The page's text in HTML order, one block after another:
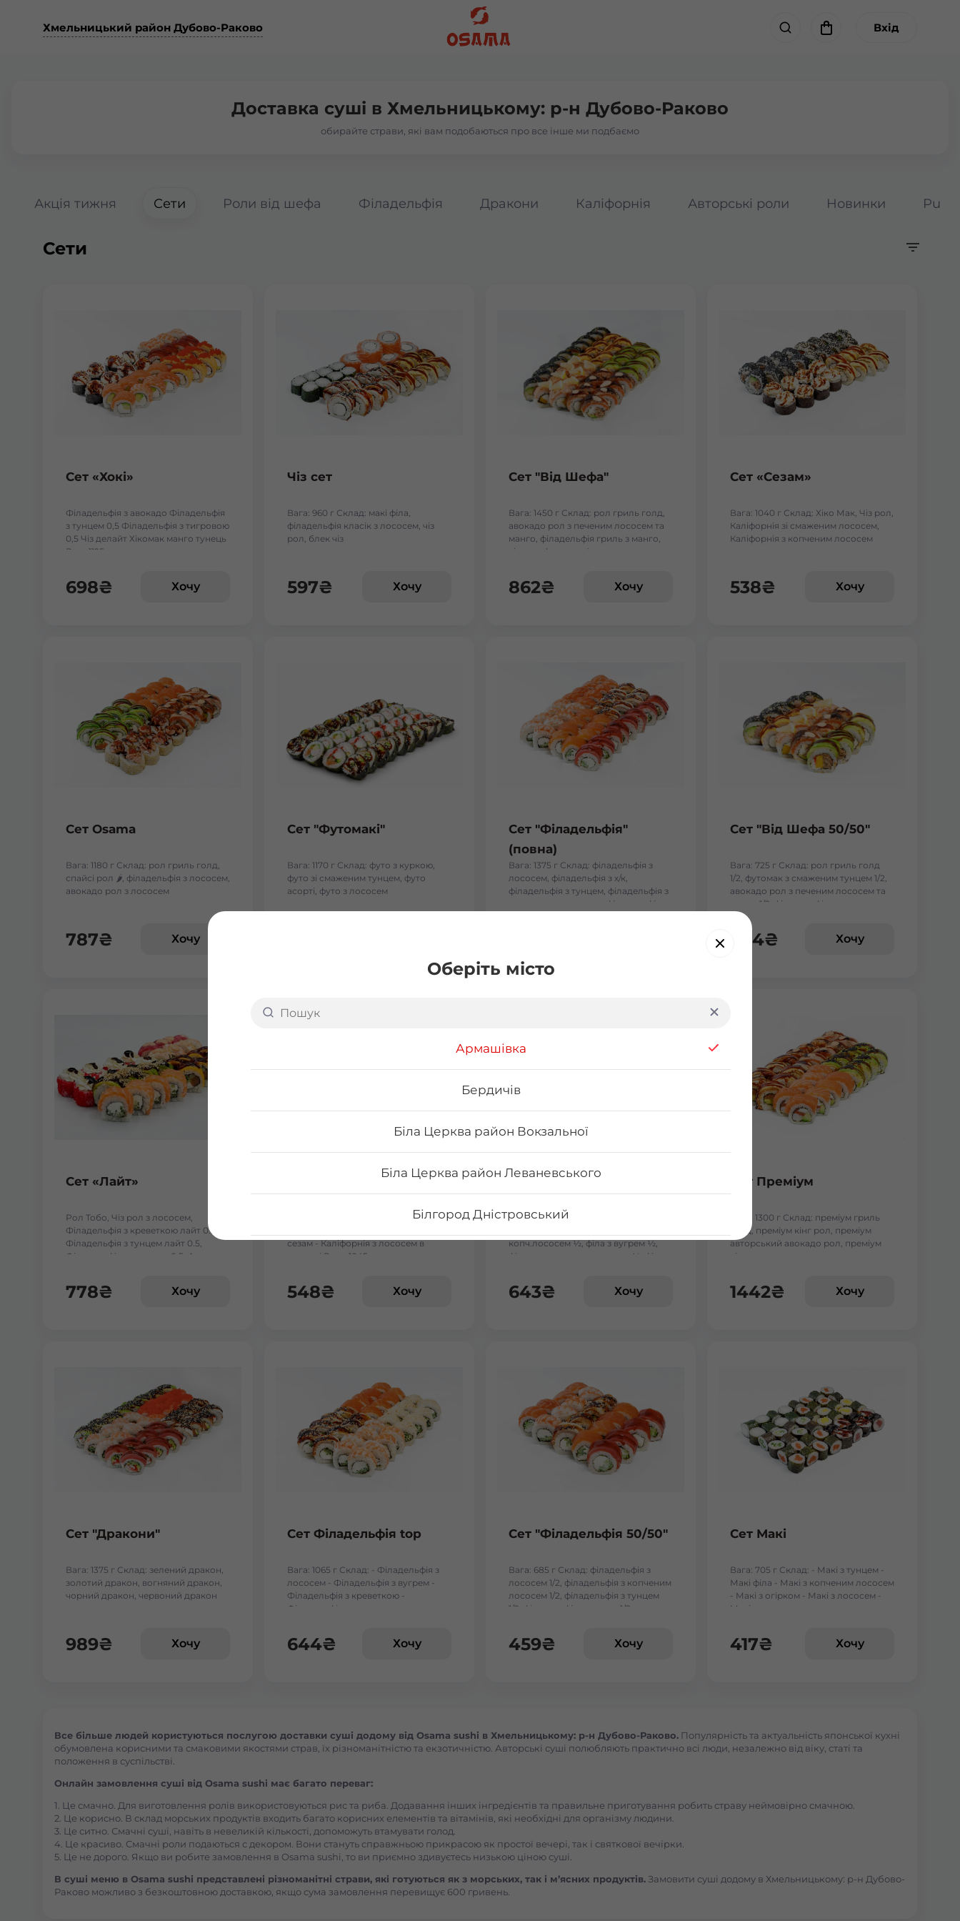
Оберіть місто
Армашівка
Бердичів
Біла Церква район Вокзальної
Біла Церква район Леваневського
Білгород Дністровський
Бориспіль Головатого
Бориспіль Робітнича
Бровари Бульвар Незалежності Масив
Бровари Торгмаш Москаленка
Васильків Ринок 1Травня
Вінницькі Хутори Чехова
Вінниця Замостянський Янгеля
Вінниця Корея Лесі Українки
Хмельницький район Дубово-Раково Вхід
Доставка суші в Хмельницькому: р-н Дубово-Раково
обирайте страви, які вам подобаються про все інше ми подбаємо
Акція тижня Сети Роли від шефа Філадельфія Дракони Каліфорнія Авторські роли Новинки
Сети
Сет «Хокі»
Філадельфія з авокадо Філадельфія
з тунцем 0,5 Філадельфія з тигровою
0,5 Чіз делайт Хікомак манго тунець
Вага:1125 г.
698₴ Хочу
Чіз сет
Вага: 960 г Склад: макі філа,
філадельфія класік з лососем, чіз
рол, блек чіз
597₴ Хочу
Сет "Від Шефа"
Вага: 1450 г Склад: рол гриль голд,
авокадо рол з печеним лососем та
манго, філадельфія гриль з манго,
чіз рол, футумак зі смаженим тунцем
862₴ Хочу
Сет «Сезам»
Вага: 1040 г Склад: Хіко Мак, Чіз рол,
Каліфорнія зі смаженим лососем,
Каліфорнія з копченим лососем
538₴ Хочу
Сет Osama
Вага: 1180 г Склад: рол гриль голд,
спайсі рол 🌶️, філадельфія з лососем,
авокадо рол з лососем
787₴ Хочу
Сет "Футомакі"
Вага: 1170 г Склад: футо з куркою,
футо зі смаженим тунцем, футо
асорті, футо з лососем
Сет "Філадельфія"
(повна)
Вага: 1375 г Склад: філадельфія з
лососем, філадельфія з х/к,
філадельфія з тунцем, філадельфія з
тигровою креветкою, філадельфія з
Сет "Від Шефа 50/50"
Вага: 725 г Склад: рол гриль голд
1/2, футомак з смаженим тунцем 1/2,
авокадо рол з печеним лососем та
манго 1/2, філадельфія гриль з манго
1/2, чіз рол 1/2
454₴ Хочу
Сет «Лайт»
Рол Тобо, Чіз рол з лососем,
Філадельфія з креветкою лайт 0.5,
Філадельфія з тунцем лайт 0.5,
Філадельфія з лососем 0.5, Авокадо
778₴ Хочу
сезам - Каліфорнія з лососем в
кунжуті Вага: 1045 г
548₴ Хочу
Сет Токіо
Вага: 1090 г Склад: філа з лососесм
копч.лососем ½, філа з вугрем ½,
філа з тигровою креветкою ½, філа
643₴ Хочу
Сет Преміум
Вага: 1300 г Склад: преміум гриль
голд, преміум кінг рол, преміум
авторський авокадо рол, преміум
кіото рол.
1442₴ Хочу
Сет "Дракони"
Вага: 1375 г Склад: зелений дракон,
золотий дракон, вогняний дракон,
чорний дракон, червоний дракон
989₴ Хочу
Сет Філадельфія top
Вага: 1065 г Склад: - Філадельфія з
лососем - Філадельфія з вугрем -
Філадельфія з креветкою -
Філадельфія сезам
644₴ Хочу
Сет "Філадельфія 50/50"
Вага: 685 г Склад: філадельфія з
лососем 1/2, філадельфія з копченим
лососем 1/2, філадельфія з тунцем
1/2, філадельфія з вугрем 1/2,
459₴ Хочу
Сет Макі
Вага: 705 г Склад: - Макі з тунцем -
Макі філа - Макі з копченим лососем
- Макі з огірком - Макі з лососем -
Макі з манго
417₴ Хочу
Все більше людей користуються послугою доставки суші додому від Osama sushi в Хмельницькому: р-н Дубово-Раково. Популярність та актуальність японської кухні
обумовлена корисними та смаковими якостями страв, їх різноманітністю та екзотичністю. Авторські суші полюбляють практично всі люди, незалежно від віку, статі та
положення в суспільстві.
Онлайн замовлення суші від Osama sushi має багато переваг:
1. Це смачно. Для виготовлення ролів використовуються рис та риба. Додавання інших інгредієнтів та правильне приготування робить страву неймовірно смачною.
2. Це корисно. В склад морських продуктів входить багато корисних елементів та вітамінів, які необхідні для організму людини.
3. Це ситно. Смачні суші, навіть в невеликій кількості, допоможуть втамувати голод.
4. Це красиво. Смачні роли подаються с декором. Вони стануть справжньою прикрасою як простої вечері, так і святкової вечірки.
5. Це не дорого. Якщо ви робите замовлення в Osama sushi, то ви приємно здивуєтесь низькою ціною суші.
В суші меню в Osama sushi представлені різноманітні страви, які готуються як з морських, так і м’ясних продуктів. Замовити суші додому в Хмельницькому: р-н Дубово-
Раково можливо з безкоштовною доставкою, якщо сума замовлення перевищує 600 гривень.